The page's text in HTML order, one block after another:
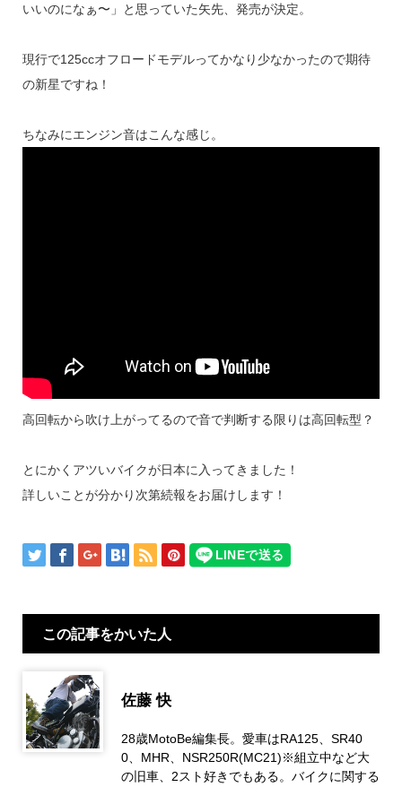
いいのになぁ〜」と思っていた矢先、発売が決定。
現行で125ccオフロードモデルってかなり少なかったので期待
の新星ですね！
ちなみにエンジン音はこんな感じ。
高回転から吹け上がってるので音で判断する限りは高回転型？
とにかくアツいバイクが日本に入ってきました！
詳しいことが分かり次第続報をお届けします！
この記事をかいた人
佐藤 快
28歳MotoBe編集長。愛車はRA125、SR40
0、MHR、NSR250R(MC21)※組立中など大
の旧車、2スト好きでもある。バイクに関する